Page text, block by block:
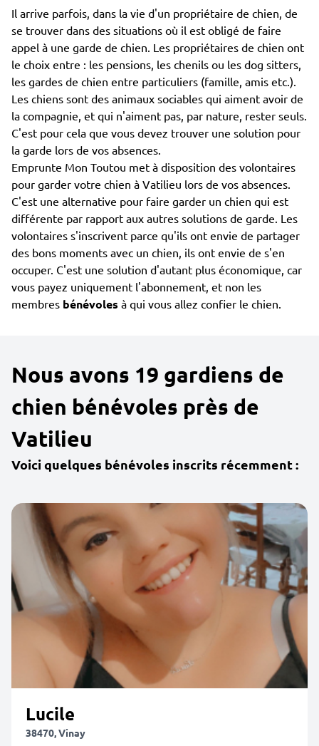
Il arrive parfois, dans la vie d'un propriétaire de chien, de
se trouver dans des situations où il est obligé de faire
appel à une garde de chien. Les propriétaires de chien ont
le choix entre : les pensions, les chenils ou les dog sitters,
les gardes de chien entre particuliers (famille, amis etc.).
Les chiens sont des animaux sociables qui aiment avoir de
la compagnie, et qui n'aiment pas, par nature, rester seuls.
C'est pour cela que vous devez trouver une solution pour
la garde lors de vos absences.
Emprunte Mon Toutou met à disposition des volontaires
pour garder votre chien à Vatilieu lors de vos absences.
C'est une alternative pour faire garder un chien qui est
différente par rapport aux autres solutions de garde. Les
volontaires s'inscrivent parce qu'ils ont envie de partager
des bons moments avec un chien, ils ont envie de s'en
occuper. C'est une solution d'autant plus économique, car
vous payez uniquement l'abonnement, et non les
membres bénévoles à qui vous allez confier le chien.
Nous avons 19 gardiens de
chien bénévoles près de
Vatilieu
Voici quelques bénévoles inscrits récemment :
Lucile
38470, Vinay